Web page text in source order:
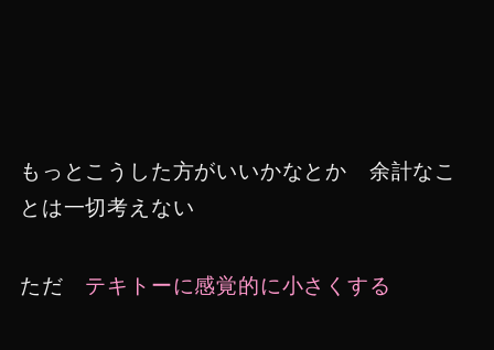
もっとこうした方がいいかなとか 余計なこ
とは一切考えない
ただ テキトーに感覚的に小さくする